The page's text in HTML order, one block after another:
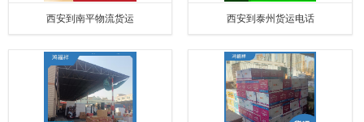
西安到南平物流货运 西安到泰州货运电话